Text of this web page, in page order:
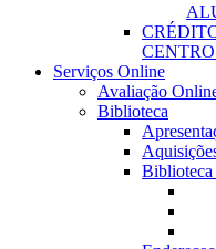
Serviços Online
Avaliação
Biblioteca